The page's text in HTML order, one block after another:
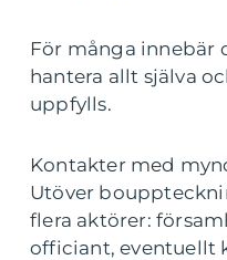
För många innebär
hantera allt själva
uppfylls.
Kontakter med
Utöver
flera aktörer:
officiant, eventuellt